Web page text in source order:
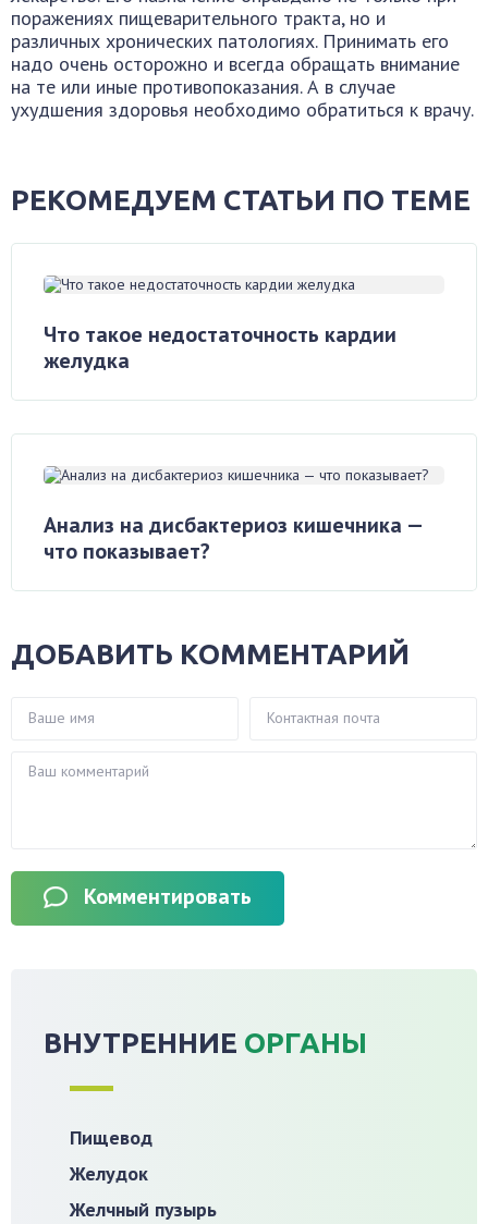
поражениях пищеварительного тракта, но и
различных хронических патологиях. Принимать его
надо очень осторожно и всегда обращать внимание
на те или иные противопоказания. А в случае
ухудшения здоровья необходимо обратиться к врачу.
РЕКОМЕДУЕМ СТАТЬИ ПО ТЕМЕ
Что такое недостаточность кардии
желудка
Анализ на дисбактериоз кишечника —
что показывает?
ДОБАВИТЬ КОММЕНТАРИЙ
Комментировать
ВНУТРЕННИЕ ОРГАНЫ
Пищевод
Желудок
Желчный пузырь